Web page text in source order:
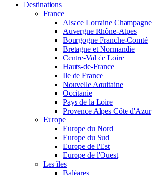
Destinations
France
Alsace Lorraine Champagne
Auvergne Rhône-Alpes
Bourgogne Franche-Comté
Bretagne et Normandie
Centre-Val de Loire
Hauts-de-France
Ile de France
Nouvelle Aquitaine
Occitanie
Pays de la Loire
Provence Alpes Côte d'Azur
Europe
Europe du Nord
Europe du Sud
Europe de l'Est
Europe de l'Ouest
Les îles
Baléares